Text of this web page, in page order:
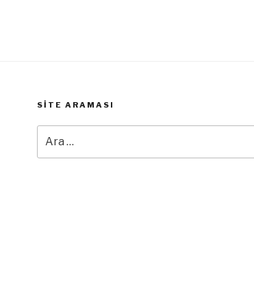
SITE ARAMASI